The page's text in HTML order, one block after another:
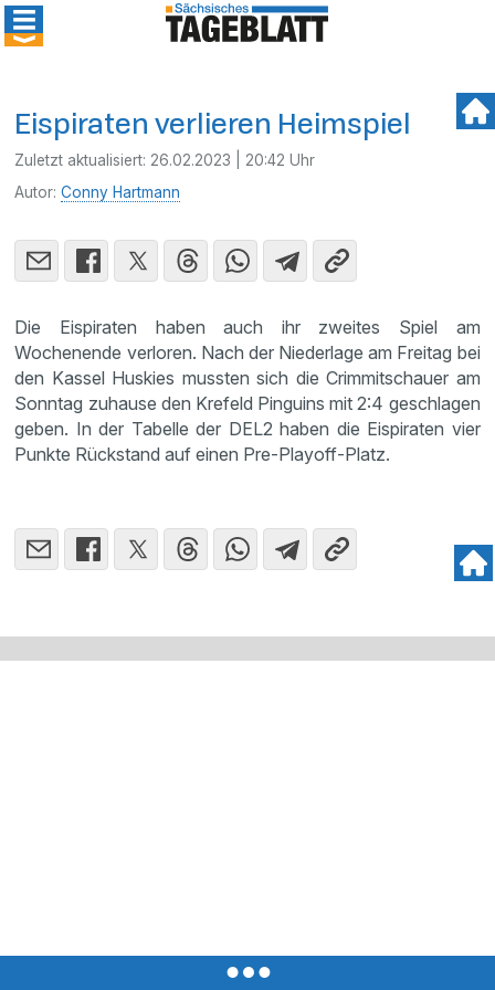
Eispiraten verlieren Heimspiel
Zuletzt aktualisiert: 26.02.2023 | 20:42 Uhr
Autor:Conny Hartmann
Die Eispiraten haben auch ihr zweites Spiel am
Wochenende verloren. Nach der Niederlage am Freitag bei
den Kassel Huskies mussten sich die Crimmitschauer am
Sonntag zuhause den Krefeld Pinguins mit 2:4 geschlagen
geben. In der Tabelle der DEL2 haben die Eispiraten vier
Punkte Rückstand auf einen Pre-Playoff-Platz.